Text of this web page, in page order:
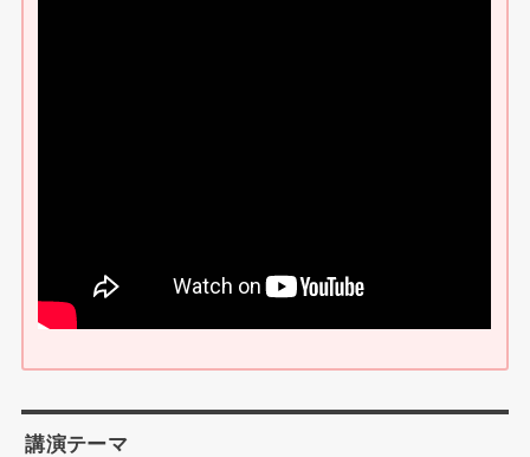
講演テーマ